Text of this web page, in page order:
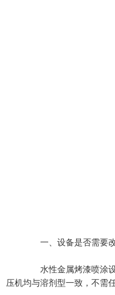
一、设备是否需要
水性金属烤漆喷涂设
压机均与溶剂型一致，不需